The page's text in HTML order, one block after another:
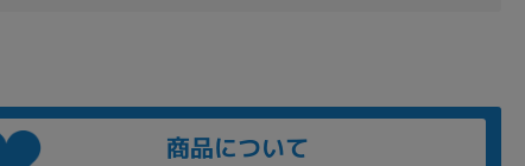
商品について